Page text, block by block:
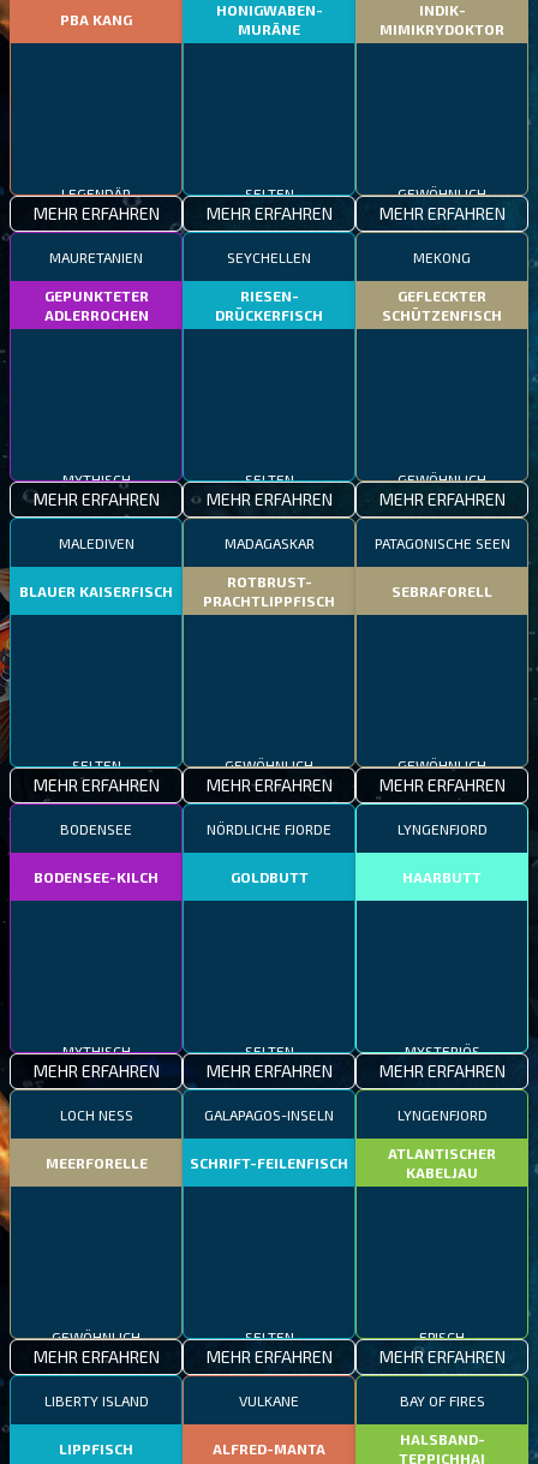
PBA KANG
LEGENDÄR
MEHR ERFAHREN
HONIGWABEN-
MURÄNE
SELTEN
MEHR ERFAHREN
INDIK-
MIMIKRYDOKTOR
GEWÖHNLICH
MEHR ERFAHREN
MAURETANIEN
GEPUNKTETER
ADLERROCHEN
MYTHISCH
MEHR ERFAHREN
SEYCHELLEN
RIESEN-
DRÜCKERFISCH
SELTEN
MEHR ERFAHREN
MEKONG
GEFLECKTER
SCHÜTZENFISCH
GEWÖHNLICH
MEHR ERFAHREN
MALEDIVEN
BLAUER KAISERFISCH
SELTEN
MEHR ERFAHREN
MADAGASKAR
ROTBRUST-
PRACHTLIPPFISCH
GEWÖHNLICH
MEHR ERFAHREN
PATAGONISCHE SEEN
SEBRAFORELL
GEWÖHNLICH
MEHR ERFAHREN
BODENSEE
BODENSEE-KILCH
MYTHISCH
MEHR ERFAHREN
NÖRDLICHE FJORDE
GOLDBUTT
SELTEN
MEHR ERFAHREN
LYNGENFJORD
HAARBUTT
MYSTERIÖS
MEHR ERFAHREN
LOCH NESS
MEERFORELLE
GEWÖHNLICH
MEHR ERFAHREN
GALAPAGOS-INSELN
SCHRIFT-FEILENFISCH
SELTEN
MEHR ERFAHREN
LYNGENFJORD
ATLANTISCHER
KABELJAU
EPISCH
MEHR ERFAHREN
LIBERTY ISLAND
LIPPFISCH
VULKANE
ALFRED-MANTA
BAY OF FIRES
HALSBAND-
TEPPICHHAI